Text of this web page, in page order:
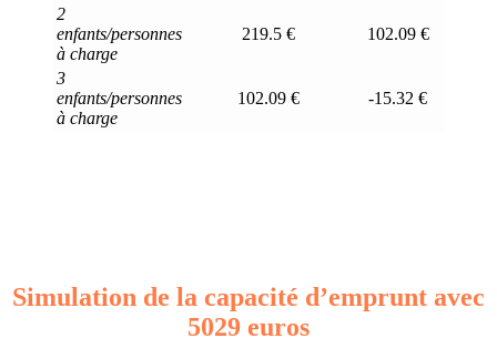
2
enfants/personnes
à charge
219.5 € 102.09 €
3
enfants/personnes
à charge
102.09 € -15.32 €
Simulation de la capacité d’emprunt avec
5029 euros